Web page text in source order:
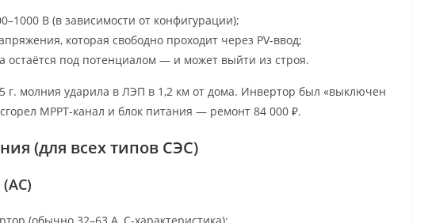
В (в зависимости от конфигурации);
которая свободно проходит через PV-ввод;
под потенциалом — и может выйти из строя.
г. молния ударила в ЛЭП в 1,2 км от дома. Инвертор был «выключен
MPPT-канал и блок питания — ремонт 84 000 ₽.
(для всех типов СЭС)